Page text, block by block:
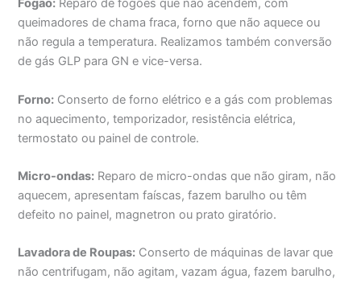
Fogão: Reparo de fogões que não acendem, com
queimadores de chama fraca, forno que não aquece ou
não regula a temperatura. Realizamos também conversão
de gás GLP para GN e vice-versa.
Forno: Conserto de forno elétrico e a gás com problemas
no aquecimento, temporizador, resistência elétrica,
termostato ou painel de controle.
Micro-ondas: Reparo de micro-ondas que não giram, não
aquecem, apresentam faíscas, fazem barulho ou têm
defeito no painel, magnetron ou prato giratório.
Lavadora de Roupas: Conserto de máquinas de lavar que
não centrifugam, não agitam, vazam água, fazem barulho,